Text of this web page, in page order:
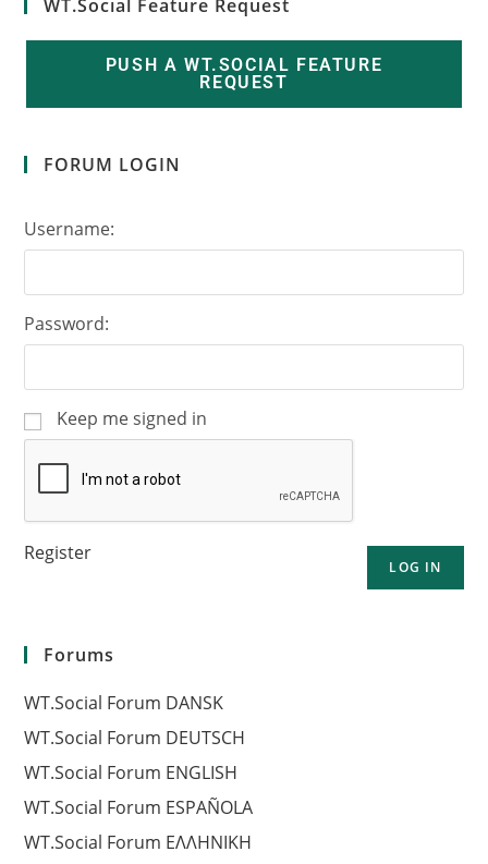
WT.Social Feature Request
PUSH A WT.SOCIAL FEATURE
REQUEST
FORUM LOGIN
Username:
Password:
Keep me signed in
LOG IN
Register
Forums
WT.Social Forum DANSK
WT.Social Forum DEUTSCH
WT.Social Forum ENGLISH
WT.Social Forum ESPAÑOLA
WT.Social Forum EΛΛΗΝΙΚΗ